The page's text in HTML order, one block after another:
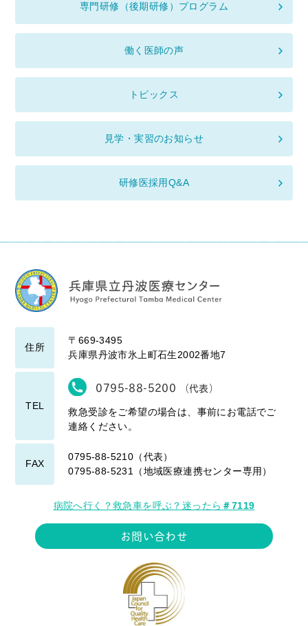
専門研修（後期研修）プログラム
働く医師の声
トピックス
見学・実習のお知らせ
研修医採用Q&A
住所
〒669-3495
兵庫県丹波市氷上町石生2002番地7
TEL
0795-88-5200 （代表）
救急受診をご希望の場合は、事前にお電話でご
連絡ください。
FAX
0795-88-5210（代表）
0795-88-5231（地域医療連携センター専用）
病院へ行く？救急車を呼ぶ？迷ったら ＃7119
お問い合わせ